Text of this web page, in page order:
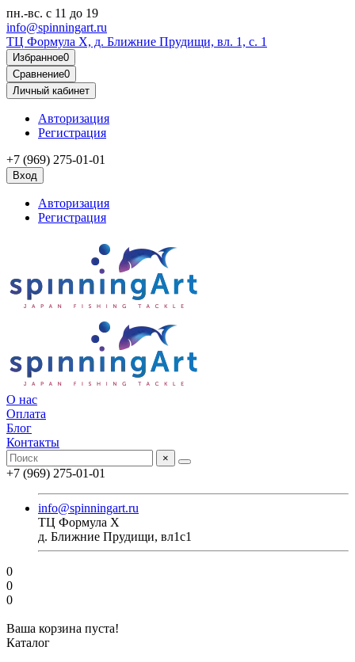
пн.-вс. с 11 до 19
info@spinningart.ru
ТЦ Формула X, д. Ближние Прудищи, вл. 1, с. 1
Избранное0
Сравнение0
Личный кабинет
Авторизация
Регистрация
+7 (969) 275-01-01
Вход
Авторизация
Регистрация
О нас
Оплата
Блог
Контакты
×
+7 (969) 275-01-01
info@spinningart.ru
ТЦ Формула X
д. Ближние Прудищи, вл1с1
0
0
0
Ваша корзина пуста!
Каталог